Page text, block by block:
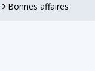
Bonnes affaires